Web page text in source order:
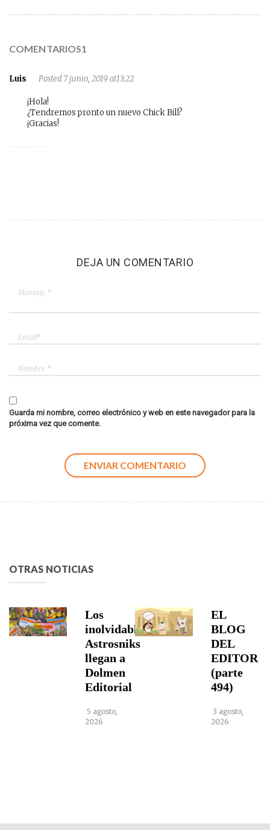
COMENTARIOS1
Luis Posted 7 junio, 2019 at13:22
¡Hola!
¿Tendremos pronto un nuevo Chick Bill?
¡Gracias!
DEJA UN COMENTARIO
Guarda mi nombre, correo electrónico y web en este navegador para la
próxima vez que comente.
OTRAS NOTICIAS
Los
inolvidables
Astrosniks
llegan a
Dolmen
Editorial
5 agosto,
2026
EL
BLOG
DEL
EDITOR
(parte
494)
3 agosto,
2026